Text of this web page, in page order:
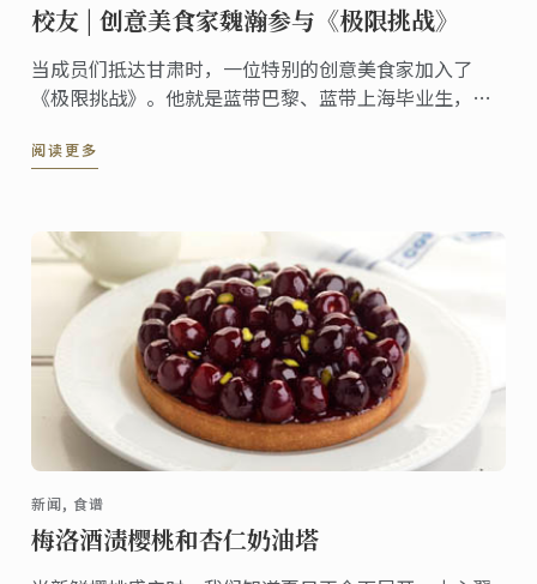
校友 | 创意美食家魏瀚参与《极限挑战》
当成员们抵达甘肃时，一位特别的创意美食家加入了
《极限挑战》。他就是蓝带巴黎、蓝带上海毕业生，第
阅读更多
新闻, 食谱
梅洛酒渍樱桃和杏仁奶油塔